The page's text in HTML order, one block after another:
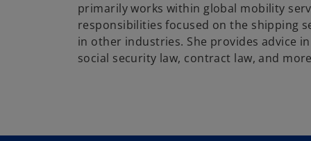
primarily works within global mobility
responsibilities focused on the shipping
in other industries. She provides advice
social security law, contract law, and